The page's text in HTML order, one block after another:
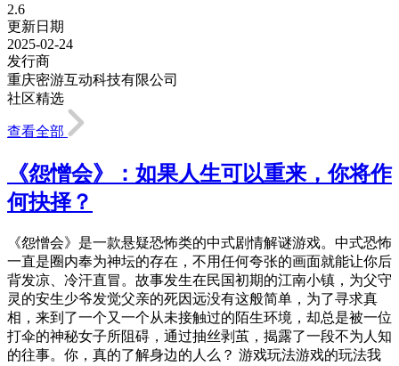
2.6
更新日期
2025-02-24
发行商
重庆密游互动科技有限公司
社区精选
查看全部
《怨憎会》：如果人生可以重来，你将作
何抉择？
《怨憎会》是一款悬疑恐怖类的中式剧情解谜游戏。中式恐怖
一直是圈内奉为神坛的存在，不用任何夸张的画面就能让你后
背发凉、冷汗直冒。故事发生在民国初期的江南小镇，为父守
灵的安生少爷发觉父亲的死因远没有这般简单，为了寻求真
相，来到了一个又一个从未接触过的陌生环境，却总是被一位
打伞的神秘女子所阻碍，通过抽丝剥茧，揭露了一段不为人知
的往事。你，真的了解身边的人么？ 游戏玩法游戏的玩法我